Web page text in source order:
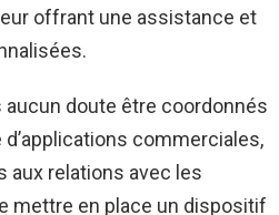
offrant une assistance et
aucun doute être coordonnés
commerciales,
aux relations avec les
mettre en place un dispositif